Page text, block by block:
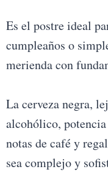
Es el postre ideal
cumpleaños o
merienda con
La cerveza negra,
alcohólico,
notas de café y
sea complejo y